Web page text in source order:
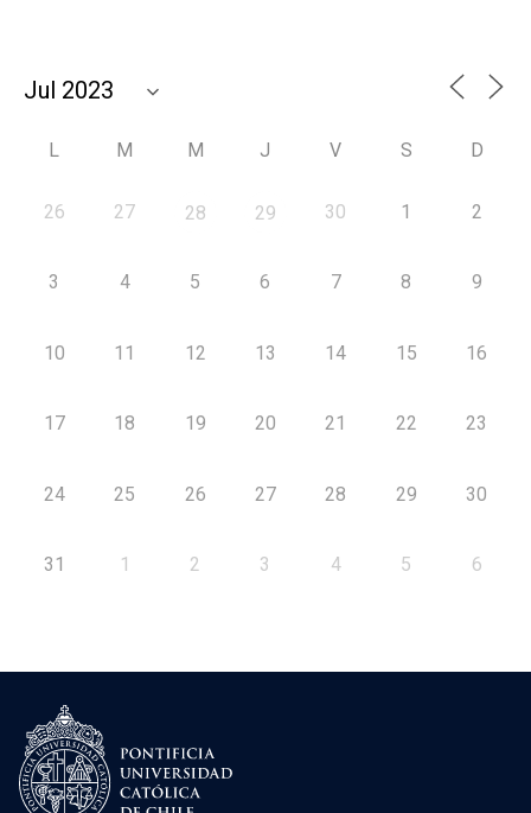
L M M J V S D
26 27 28 29 30 1 2
3 4 5 6 7 8 9
10 11 12 13 14 15 16
17 18 19 20 21 22 23
24 25 26 27 28 29 30
31 1 2 3 4 5 6